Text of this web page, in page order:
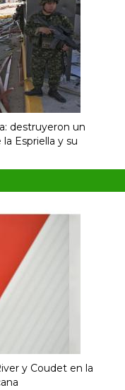
destruyeron un
Espriella y su
y Coudet en la